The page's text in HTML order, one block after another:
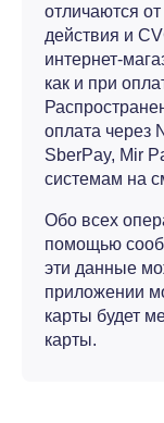
отличаются
действия и
интернет-
как и при
оплата через
SberPay, Mir
системам на
Обо всех
помощью
эти данные
приложении
карты будет
карты.